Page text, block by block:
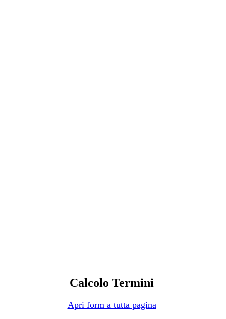
Calcolo Termini
Apri form a tutta pagina